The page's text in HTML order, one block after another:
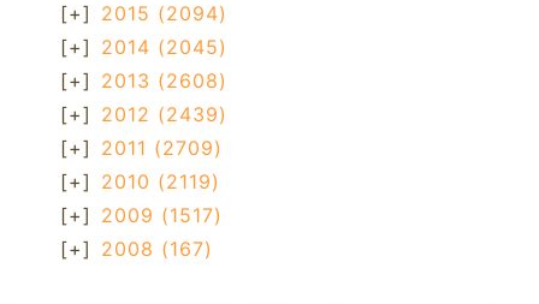
[+] 2015 (2094)
[+] 2014 (2045)
[+] 2013 (2608)
[+] 2012 (2439)
[+] 2011 (2709)
[+] 2010 (2119)
[+] 2009 (1517)
[+] 2008 (167)